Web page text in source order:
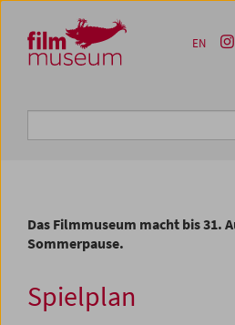
Zum Inhalt
Zum Hauptmenü
Zur Servicenavigation
Zum Suche
EN
Das Filmmuseum macht bis 31.
Sommerpause.
Spielplan